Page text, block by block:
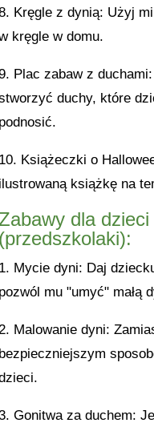
Kręgle z dynią: Użyj
kręgle w domu.
Plac zabaw z
duchy, które
Książeczki o
książkę na
dla
Mycie dyni: Daj
mu "umyć" małą
Malowanie dyni:
Gonitwa za duchem: